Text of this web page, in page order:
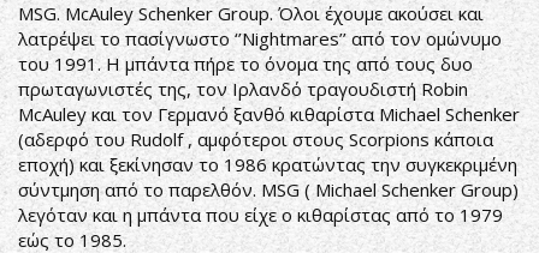
MSG. McAuley Schenker Group. Όλοι έχουμε ακούσει και
λατρέψει το πασίγνωστο ‘’Nightmares’’ από τον ομώνυμο
του 1991. Η μπάντα πήρε το όνομα της από τους δυο
πρωταγωνιστές της, τον Ιρλανδό τραγουδιστή Robin
McAuley και τον Γερμανό ξανθό κιθαρίστα Michael Schenker
(αδερφό του Rudolf , αμφότεροι στους Scorpions κάποια
εποχή) και ξεκίνησαν το 1986 κρατώντας την συγκεκριμένη
σύντμηση από το παρελθόν. MSG ( Michael Schenker Group)
λεγόταν και η μπάντα που είχε ο κιθαρίστας από το 1979
εώς το 1985.